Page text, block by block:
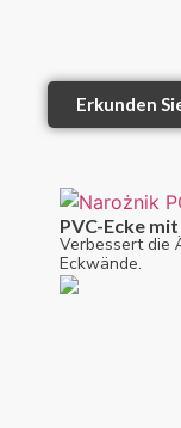
Erkunden
PVC-Ecke
Verbessert die
Eckwände.